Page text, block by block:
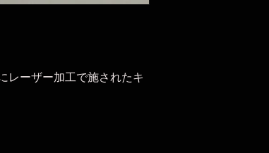
レーザー加工で施されたキ